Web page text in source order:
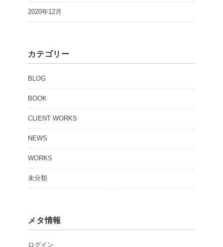
2020年12月
カテゴリー
BLOG
BOOK
CLIENT WORKS
NEWS
WORKS
未分類
メタ情報
ログイン